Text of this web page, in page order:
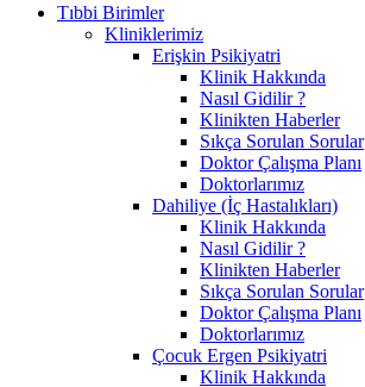
Tıbbi Birimler
Kliniklerimiz
Erişkin Psikiyatri
Klinik Hakkında
Nasıl Gidilir ?
Klinikten Haberler
Sıkça Sorulan Sorular
Doktor Çalışma Planı
Doktorlarımız
Dahiliye (İç Hastalıkları)
Klinik Hakkında
Nasıl Gidilir ?
Klinikten Haberler
Sıkça Sorulan Sorular
Doktor Çalışma Planı
Doktorlarımız
Çocuk Ergen Psikiyatri
Klinik Hakkında